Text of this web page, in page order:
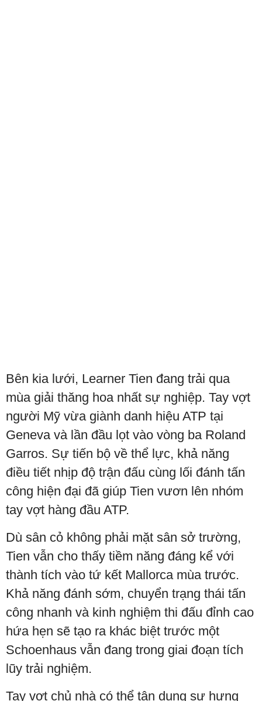
Bên kia lưới, Learner Tien đang trải qua
mùa giải thăng hoa nhất sự nghiệp. Tay vợt
người Mỹ vừa giành danh hiệu ATP tại
Geneva và lần đầu lọt vào vòng ba Roland
Garros. Sự tiến bộ về thể lực, khả năng
điều tiết nhịp độ trận đấu cùng lối đánh tấn
công hiện đại đã giúp Tien vươn lên nhóm
tay vợt hàng đầu ATP.
Dù sân cỏ không phải mặt sân sở trường,
Tien vẫn cho thấy tiềm năng đáng kể với
thành tích vào tứ kết Mallorca mùa trước.
Khả năng đánh sớm, chuyển trạng thái tấn
công nhanh và kinh nghiệm thi đấu đỉnh cao
hứa hẹn sẽ tạo ra khác biệt trước một
Schoenhaus vẫn đang trong giai đoạn tích
lũy trải nghiệm.
Tay vợt chủ nhà có thể tận dụng sự hưng